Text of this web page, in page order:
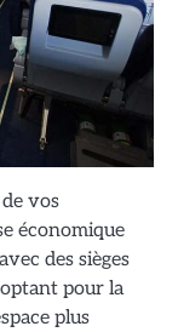
vos
économique
des sièges
pour la
plus